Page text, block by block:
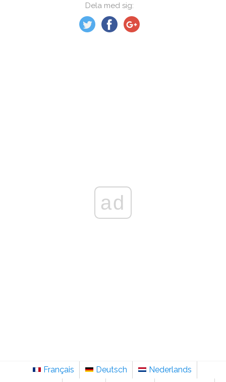
Dela med sig:
ad
Français Deutsch
Nederlands